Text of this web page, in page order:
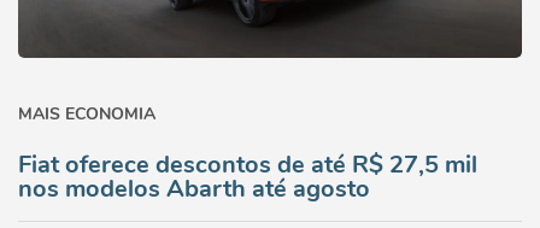
MAIS ECONOMIA
Fiat oferece descontos de até R$ 27,5 mil
nos modelos Abarth até agosto